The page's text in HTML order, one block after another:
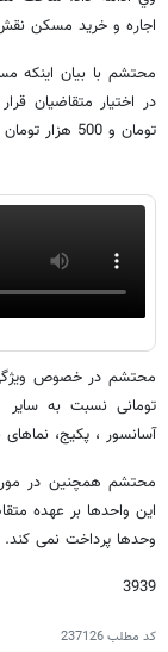
اجاره و خريد مسكن
تومان و 500 هزار تومان واگذار می شود.
تومانی نسبت به سایر
آسانسور ، پکیج،
این واحدها بر عهده
وحدها پرداخت نمی کند.
3939
کد مطلب237126